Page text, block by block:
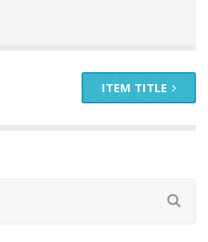
ITEM TITLE